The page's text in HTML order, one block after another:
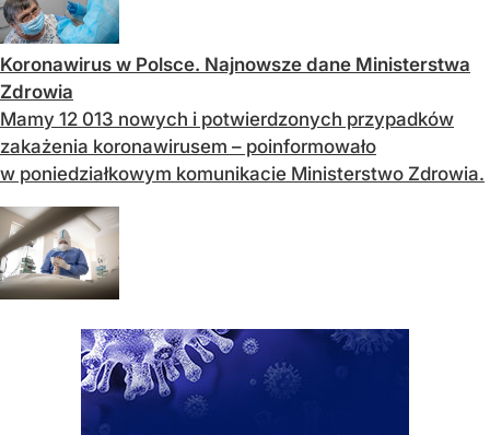
Koronawirus w Polsce. Najnowsze dane Ministerstwa
Zdrowia
Mamy 12 013 nowych i potwierdzonych przypadków
zakażenia koronawirusem – poinformowało
w poniedziałkowym komunikacie Ministerstwo Zdrowia.